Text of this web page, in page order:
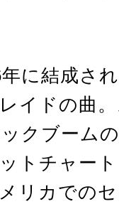
に結成さ
イドの曲
クブーム
トチャー
リカでの